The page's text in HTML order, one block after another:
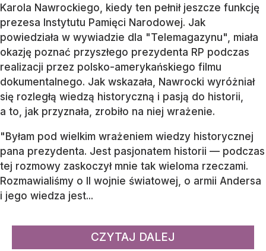
Karola Nawrockiego, kiedy ten pełnił jeszcze funkcję
prezesa Instytutu Pamięci Narodowej. Jak
powiedziała w wywiadzie dla "Telemagazynu", miała
okazję poznać przyszłego prezydenta RP podczas
realizacji przez polsko-amerykańskiego filmu
dokumentalnego. Jak wskazała, Nawrocki wyróżniał
się rozległą wiedzą historyczną i pasją do historii,
a to, jak przyznała, zrobiło na niej wrażenie.
"Byłam pod wielkim wrażeniem wiedzy historycznej
pana prezydenta. Jest pasjonatem historii — podczas
tej rozmowy zaskoczył mnie tak wieloma rzeczami.
Rozmawialiśmy o II wojnie światowej, o armii Andersa
i jego wiedza jest...
CZYTAJ DALEJ